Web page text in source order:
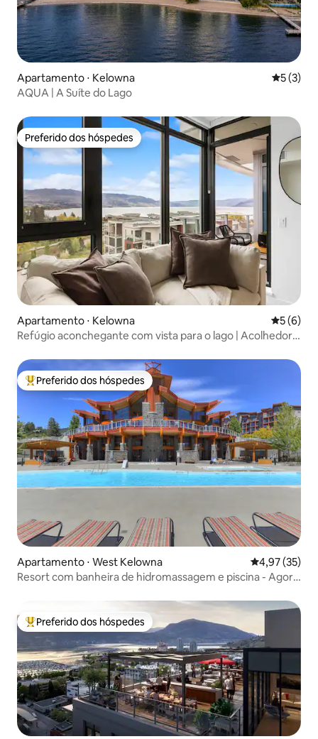
Apartamento ⋅ Kelowna 5 de
5 (3)
AQUA | A Suíte do Lago
Preferido dos hóspedes
Preferido dos hóspedes
Apartamento ⋅ Kelowna 5 de
5 (6)
Refúgio aconchegante com vista para o lago | Acolhedor,
Entre os melhores preferidos dos hóspedes
Preferido dos hóspedes
Apartamento ⋅ West Kelowna 4,97 de uma
4,97 (35)
Resort com banheira de hidromassagem e piscina - Agora
Entre os melhores preferidos dos hóspedes
Preferido dos hóspedes